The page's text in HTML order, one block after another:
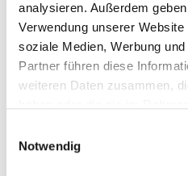
analysieren. Außerdem
Verwendung unserer
soziale Medien, Werbung
Partner führen diese
weiteren Daten zusammen,
Notwendig